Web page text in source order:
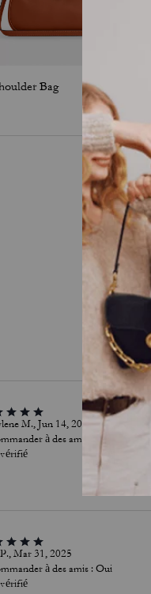
Bag
M., Jun 14, 2025
à des amis :
Oui
Mar 31, 2025
à des amis : Oui